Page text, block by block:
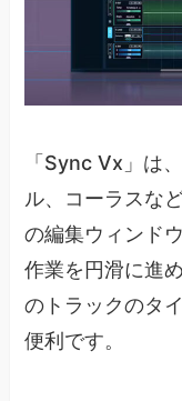
「Sync Vx」は
ル、コーラスな
の編集ウィンド
作業を円滑に進
のトラックのタ
便利です。